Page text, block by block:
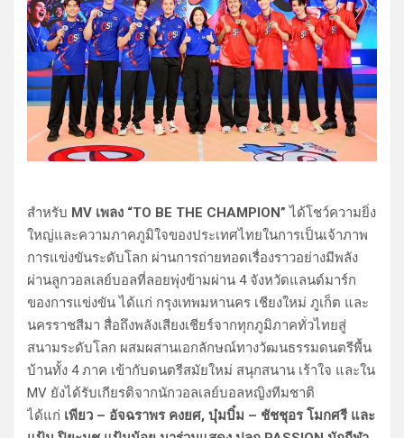
สำหรับ MV เพลง “TO BE THE CHAMPION”ได้โชว์ความยิ่ง
ใหญ่และความภาคภูมิใจของประเทศไทยในการเป็นเจ้าภาพ
การแข่งขันระดับโลก ผ่านการถ่ายทอดเรื่องราวอย่างมีพลัง
ผ่านลูกวอลเลย์บอลที่ลอยพุ่งข้ามผ่าน 4 จังหวัดแลนด์มาร์ก
ของการแข่งขัน ได้แก่ กรุงเทพมหานคร เชียงใหม่ ภูเก็ต และ
นครราชสีมา สื่อถึงพลังเสียงเชียร์จากทุกภูมิภาคทั่วไทยสู่
สนามระดับโลก ผสมผสานเอกลักษณ์ทางวัฒนธรรมดนตรีพื้น
บ้านทั้ง 4 ภาค เข้ากับดนตรีสมัยใหม่ สนุกสนาน เร้าใจ และใน
MV ยังได้รับเกียรติจากนักวอลเลย์บอลหญิงทีมชาติ
ได้แก่ เพียว – อัจฉราพร คงยศ, บุ๋มบิ๋ม – ชัชชุอร โมกศรี และ